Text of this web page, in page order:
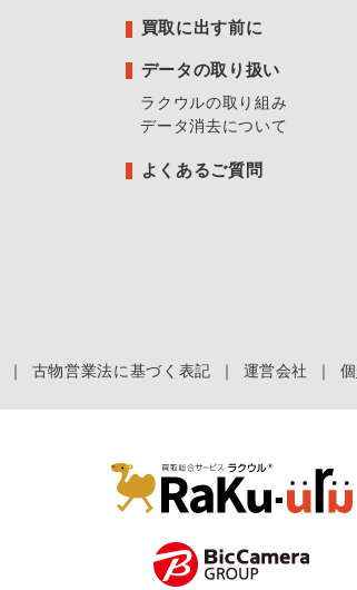
買取に出す前に
データの取り扱い
ラクウルの取り組み
データ消去について
よくあるご質問
｜ 古物営業法に基づく表記 ｜ 運営会社 ｜